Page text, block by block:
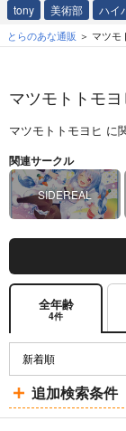
tony 美術部 ハイ
とらのあな通販 マツモ
マツモトトモ
マツモトトモヨヒ に
関連サークル
SIDEREAL
全年齢
4件
追加検索条件